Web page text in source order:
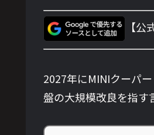
【
2027年にMINIクーパ
盤の大規模改良を指す